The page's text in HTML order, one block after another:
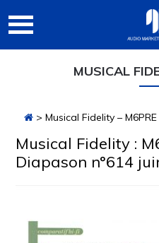
la
au
contenu
la
MUSICAL
> Musical Fidelity – M6PRE
Musical Fidelity :
Diapason n°614